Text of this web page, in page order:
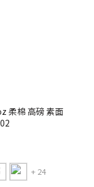
柔棉 高磅 素面
+ 24